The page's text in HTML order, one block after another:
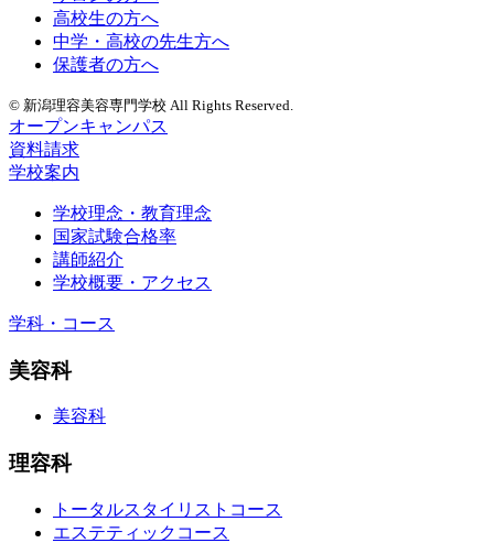
高校生の方へ
中学・高校の先生方へ
保護者の方へ
© 新潟理容美容専門学校 All Rights Reserved.
オープンキャンパス
資料請求
学校案内
学校理念・教育理念
国家試験合格率
講師紹介
学校概要・アクセス
学科・コース
美容科
美容科
理容科
トータルスタイリストコース
エステティックコース